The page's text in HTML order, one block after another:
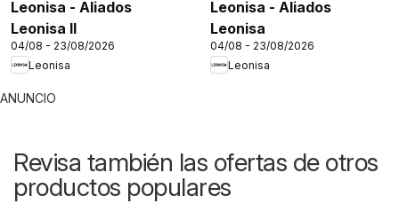
Leonisa - Aliados
Leonisa II
04/08 - 23/08/2026
Leonisa
Leonisa - Aliados
Leonisa
04/08 - 23/08/2026
Leonisa
ANUNCIO
Revisa también las ofertas de otros
productos populares